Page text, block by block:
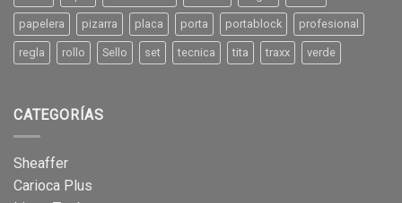
papelera pizarra placa porta portablock profesional
regla rollo Sello set tecnica tita traxx verde
CATEGORÍAS
Sheaffer
Carioca Plus